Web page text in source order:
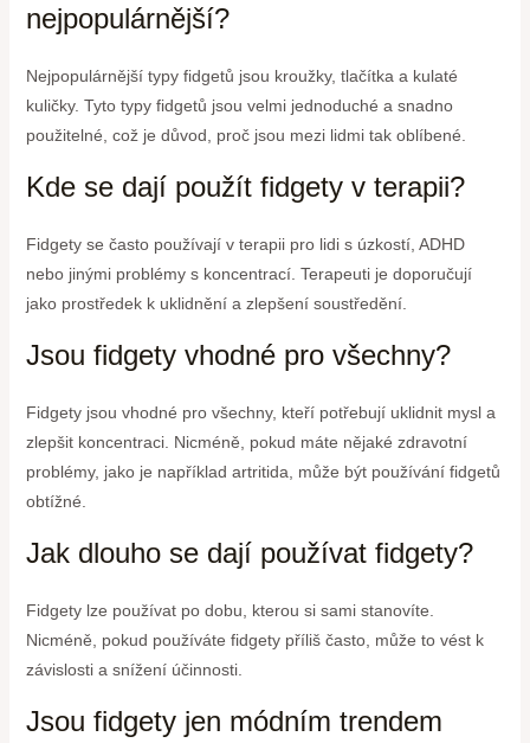
nejpopulárnější?
Nejpopulárnější typy fidgetů jsou kroužky, tlačítka a kulaté
kuličky. Tyto typy fidgetů jsou velmi jednoduché a snadno
použitelné, což je důvod, proč jsou mezi lidmi tak oblíbené.
Kde se dají použít fidgety v terapii?
Fidgety se často používají v terapii pro lidi s úzkostí, ADHD
nebo jinými problémy s koncentrací. Terapeuti je doporučují
jako prostředek k uklidnění a zlepšení soustředění.
Jsou fidgety vhodné pro všechny?
Fidgety jsou vhodné pro všechny, kteří potřebují uklidnit mysl a
zlepšit koncentraci. Nicméně, pokud máte nějaké zdravotní
problémy, jako je například artritida, může být používání fidgetů
obtížné.
Jak dlouho se dají používat fidgety?
Fidgety lze používat po dobu, kterou si sami stanovíte.
Nicméně, pokud používáte fidgety příliš často, může to vést k
závislosti a snížení účinnosti.
Jsou fidgety jen módním trendem